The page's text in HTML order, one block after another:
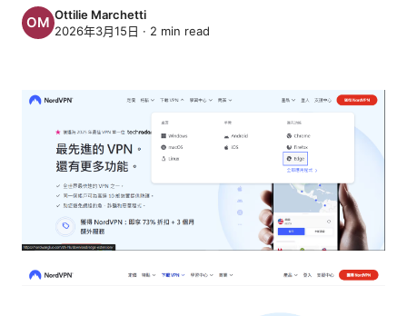
Ottilie Marchetti
2026年3月15日 · 2 min read